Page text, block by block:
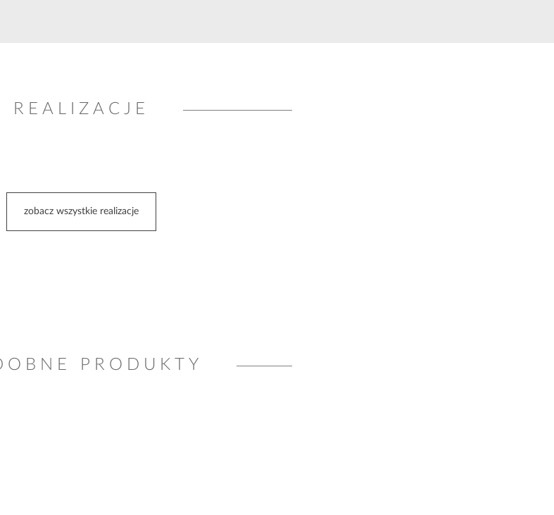
REALIZACJE
zobacz wszystkie realizacje
PRODUKTY